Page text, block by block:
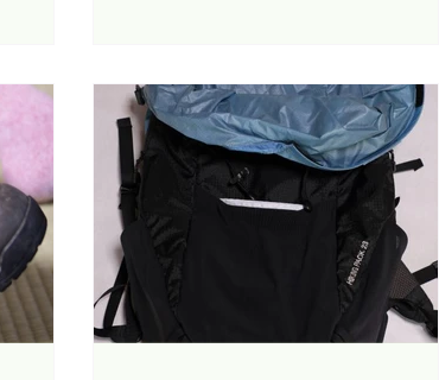
たしま
ます。
クス
の屋久
杉鑑賞
ば一
ます。
では
景色を楽しむことができます。...